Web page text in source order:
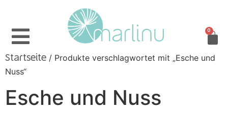
0
Startseite / Produkte verschlagwortet mit „Esche und
Nuss“
Esche und Nuss